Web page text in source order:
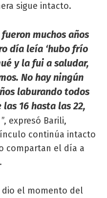
sigue intacto.
muchos años
día leía ‘hubo frío
y la fui a saludar,
No hay ningún
laburando todos
16 hasta las 22,
”, expresó Barili,
continúa intacto
compartan el día a
el momento del